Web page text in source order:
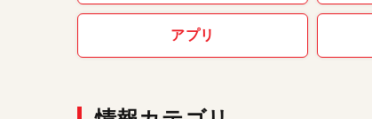
アプリ